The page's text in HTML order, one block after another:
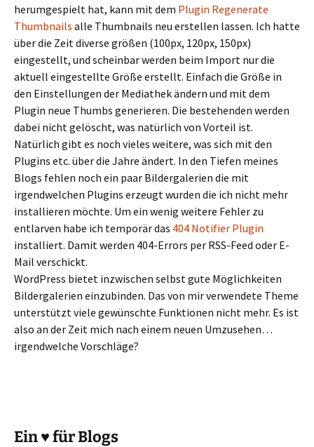
herumgespielt hat, kann mit dem Plugin Regenerate
Thumbnails alle Thumbnails neu erstellen lassen. Ich hatte
über die Zeit diverse größen (100px, 120px, 150px)
eingestellt, und scheinbar werden beim Import nur die
aktuell eingestellte Größe erstellt. Einfach die Größe in
den Einstellungen der Mediathek ändern und mit dem
Plugin neue Thumbs generieren. Die bestehenden werden
dabei nicht gelöscht, was natürlich von Vorteil ist.
Natürlich gibt es noch vieles weitere, was sich mit den
Plugins etc. über die Jahre ändert. In den Tiefen meines
Blogs fehlen noch ein paar Bildergalerien die mit
irgendwelchen Plugins erzeugt wurden die ich nicht mehr
installieren möchte. Um ein wenig weitere Fehler zu
entlarven habe ich temporär das 404 Notifier Plugin
installiert. Damit werden 404-Errors per RSS-Feed oder E-
Mail verschickt.
WordPress bietet inzwischen selbst gute Möglichkeiten
Bildergalerien einzubinden. Das von mir verwendete Theme
unterstützt viele gewünschte Funktionen nicht mehr. Es ist
also an der Zeit mich nach einem neuen Umzusehen…
irgendwelche Vorschläge?
Ein ♥ für Blogs